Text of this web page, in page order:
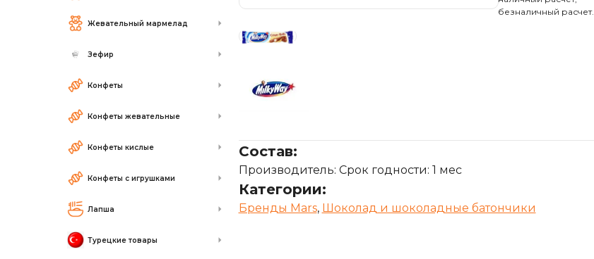
Жевательный мармелад
Зефир
Конфеты
Конфеты жевательные
Конфеты кислые
Конфеты с игрушками
Лапша
Турецкие товары
безналичный расчет.
Состав:
Производитель: Срок годности: 1 мес
Категории:
Бренды Mars, Шоколад и шоколадные батончики